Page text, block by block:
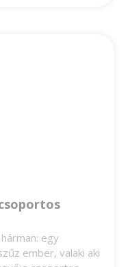
egy
ember, valaki aki